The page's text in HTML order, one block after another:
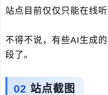
站点目前仅仅只能在线
不得不说，有些AI生成
段了。
站点截图